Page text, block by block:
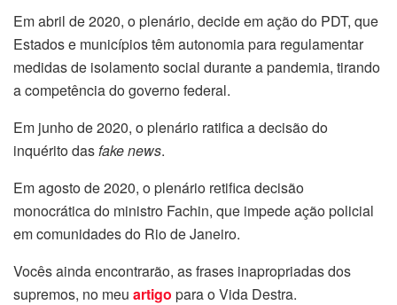
Em abril de 2020, o plenário, decide em ação do PDT, que
Estados e municípios têm autonomia para regulamentar
medidas de isolamento social durante a pandemia, tirando
a competência do governo federal.
Em junho de 2020, o plenário ratifica a decisão do
inquérito dasfake news.
Em agosto de 2020, o plenário retifica decisão
monocrática do ministro Fachin, que impede ação policial
em comunidades do Rio de Janeiro.
Vocês ainda encontrarão, as frases inapropriadas dos
supremos, no meu artigo para o Vida Destra.